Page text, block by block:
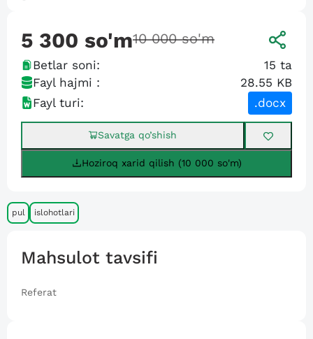
5 300 so'm10 000 so'm
Betlar soni: 15 ta
Fayl hajmi :
28.55 KB
Fayl turi:
.docx
Savatga qo’shish
Hoziroq xarid qilish (10 000 so'm)
pul islohotlari
Mahsulot tavsifi
Referat